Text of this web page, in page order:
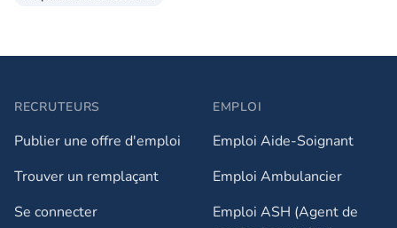
RECRUTEURS
Publier une offre d'emploi
Trouver un remplaçant
Se connecter
EMPLOI
Emploi Aide-Soignant
Emploi Ambulancier
Emploi ASH (Agent de